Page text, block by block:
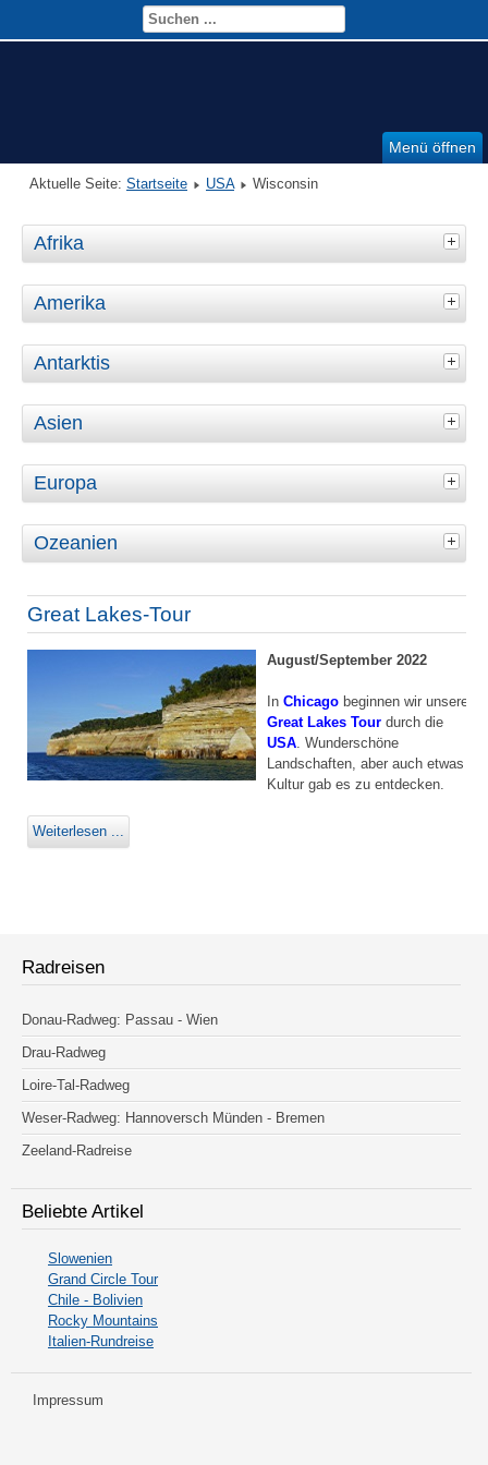
Menü öffnen
Aktuelle Seite: Startseite USA Wisconsin
Afrika
Amerika
Antarktis
Asien
Europa
Ozeanien
Great Lakes-Tour
August/September 2022
In Chicago beginnen wir unsere
Great Lakes Tour durch die
USA . Wunderschöne
Landschaften, aber auch etwas
Kultur gab es zu entdecken.
Weiterlesen ...
Radreisen
Donau-Radweg: Passau - Wien
Drau-Radweg
Loire-Tal-Radweg
Weser-Radweg: Hannoversch Münden - Bremen
Zeeland-Radreise
Beliebte Artikel
Slowenien
Grand Circle Tour
Chile - Bolivien
Rocky Mountains
Italien-Rundreise
Impressum